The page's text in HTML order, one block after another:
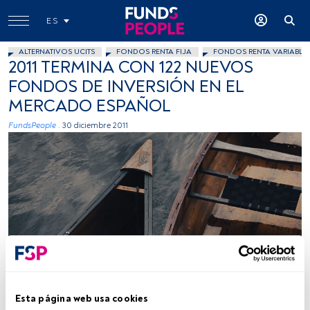
Esta página web usa cookies
ES
ALTERNATIVOS UCITS FONDOS RENTA FIJA FONDOS RENTA VARIABLE
2011 TERMINA CON 122 NUEVOS
FONDOS DE INVERSIÓN EN EL
MERCADO ESPAÑOL
FundsPeople . 30 diciembre 2011
Tiempo lectura: 6 min.